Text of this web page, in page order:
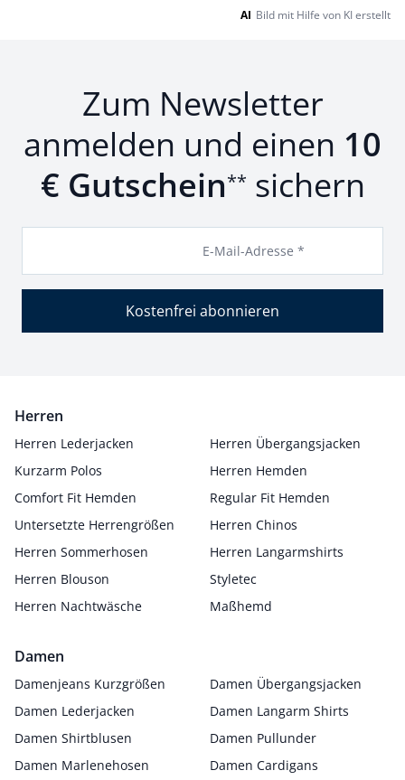
AI Bild mit Hilfe von KI erstellt
Zum Newsletter
anmelden und einen 10
€ Gutschein** sichern
E-Mail-Adresse *
Kostenfrei abonnieren
Herren
Herren Lederjacken
Herren Übergangsjacken
Kurzarm Polos
Herren Hemden
Comfort Fit Hemden
Regular Fit Hemden
Untersetzte Herrengrößen
Herren Chinos
Herren Sommerhosen
Herren Langarmshirts
Herren Blouson
Styletec
Herren Nachtwäsche
Maßhemd
Damen
Damenjeans Kurzgrößen
Damen Übergangsjacken
Damen Lederjacken
Damen Langarm Shirts
Damen Shirtblusen
Damen Pullunder
Damen Marlenehosen
Damen Cardigans